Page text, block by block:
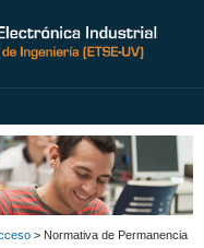
> Normativa de Permanencia